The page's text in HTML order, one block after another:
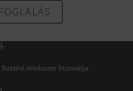
rendszere biztosítja.